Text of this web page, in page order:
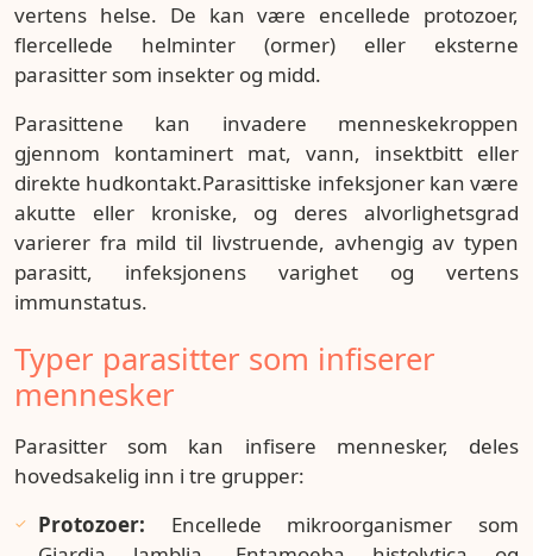
vertens helse. De kan være encellede protozoer,
flercellede helminter (ormer) eller eksterne
parasitter som insekter og midd.
Parasittene kan invadere menneskekroppen
gjennom kontaminert mat, vann, insektbitt eller
direkte hudkontakt.Parasittiske infeksjoner kan være
akutte eller kroniske, og deres alvorlighetsgrad
varierer fra mild til livstruende, avhengig av typen
parasitt, infeksjonens varighet og vertens
immunstatus.
Typer parasitter som infiserer
mennesker
Parasitter som kan infisere mennesker, deles
hovedsakelig inn i tre grupper:
Protozoer: Encellede mikroorganismer som